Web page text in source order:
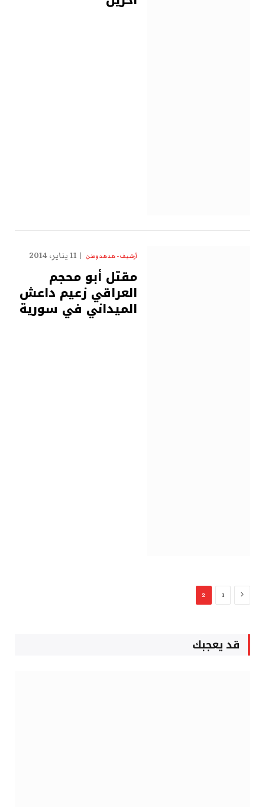
أرشيف - هدهد وطن 11 يناير، 2014
مقتل أبو محجم
العراقي زعيم داعش
الميداني في سورية
السابق1
2
قد يعجبك